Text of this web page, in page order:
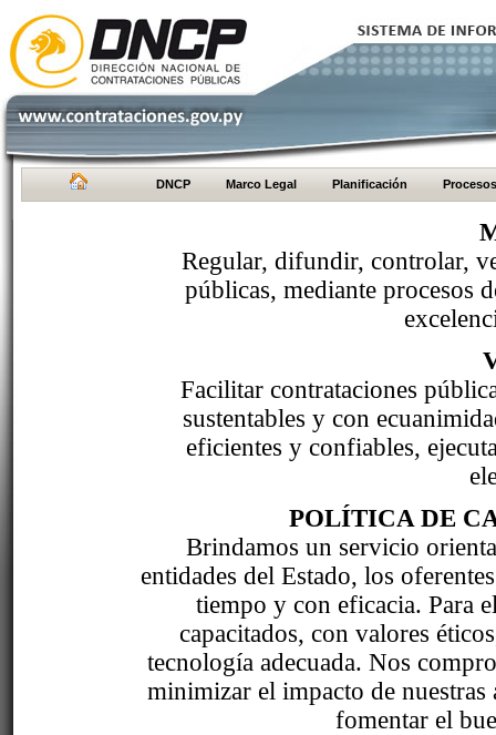
DNCP Marco Legal Planificación Procesos
Regular, difundir, controlar,
públicas, mediante procesos
Facilitar contrataciones
sustentables y con
eficientes y confiables,
POLÍTICA DE
Brindamos un servicio
entidades del Estado, los
tiempo y con eficacia. Para
capacitados, con valores
tecnología adecuada. Nos
minimizar el impacto de
fomentar el